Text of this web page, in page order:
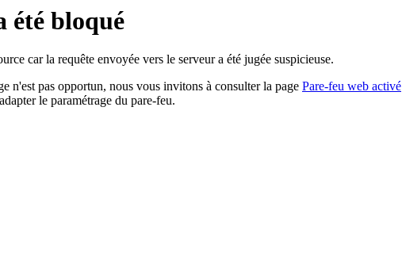
été bloqué
car la requête envoyée vers le serveur a été jugée suspicieuse.
n'est pas opportun, nous vous invitons à consulter la page Pare-feu web activé
le paramétrage du pare-feu.